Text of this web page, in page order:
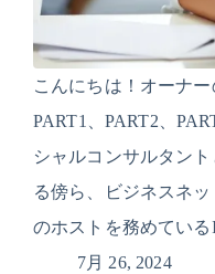
こんにちは！オーナ
PART1、PART2、
シャルコンサルタン
る傍ら、ビジネスネ
のホストを務めてい
7月 26, 2024